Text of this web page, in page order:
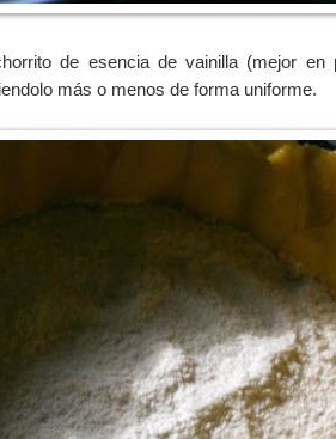
de esencia de vainilla (mejor en
más o menos de forma uniforme.